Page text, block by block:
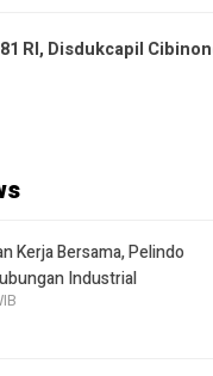
RI, Disdukcapil
Kerja Bersama, Pelindo
Industrial